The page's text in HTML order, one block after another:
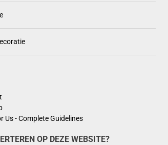
Us - Complete Guidelines
OP DEZE WEBSITE?